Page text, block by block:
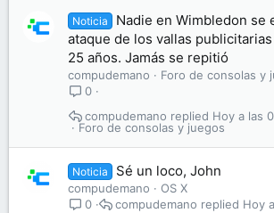
Noticia
Nadie en Wimbledon se
ataque de los vallas
25 años. Jamás se repitió
compudemano
Foro de consolas y
0
Foro de consolas y juegos
Hoy a las
compudemano
Noticia Sé un loco, John
compudemano
OS X
0
Hoy
compudemano